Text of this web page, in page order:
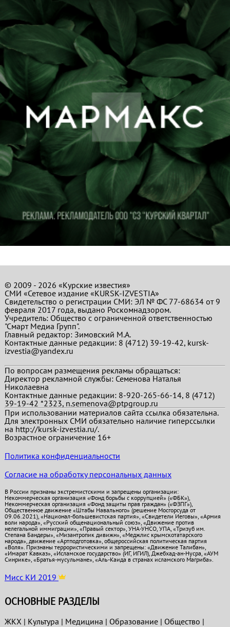
© 2009 - 2026 «Курские известия»
СМИ «Сетевое издание «KURSK-IZVESTIA»
Свидетельство о регистрации СМИ: ЭЛ № ФС 77-68634 от 9
февраля 2017 года, выдано Роскомнадзором.
Учредитель: Общество с ограниченной ответственностью
"Смарт Медиа Групп".
Главный редактор:Зимовский М.А.
Контактные данные редакции: 8 (4712) 39-19-42, kursk-
izvestia@yandex.ru
По вопросам размещения рекламы обращаться:
Директор рекламной службы: Семенова Наталья
Николаевна
Контактные данные редакции: 8-920-265-66-14, 8 (4712)
39-19-42 *2323, n.semenova@ptpgroup.ru
При использовании материалов сайта ссылка обязательна.
Для электронных СМИ обязательно наличие гиперссылки
на http://kursk-izvestia.ru/.
Возрастное ограничение 16+
Политика конфиденциальности
Согласие на обработку персональных данных
В России признаны экстремистскими и запрещены организации:
Некоммерческая организация «Фонд борьбы с коррупцией» («ФБК»),
Некоммерческая организация «Фонд защиты прав граждан» («ФЗПГ»),
Общественное движение «Штабы Навального» (решение Мосгорсуда от
09.06.2021), «Национал-большевистская партия», «Свидетели Иеговы», «Армия
воли народа», «Русский общенациональный союз», «Движение против
нелегальной иммиграции», «Правый сектор», УНА-УНСО, УПА, «Тризуб им.
Степана Бандеры», «Мизантропик дивижн», «Меджлис крымскотатарского
народа», движение «Артподготовка», общероссийская политическая партия
«Воля». Признаны террористическими и запрещены: «Движение Талибан»,
«Имарат Кавказ», «Исламское государство» (ИГ, ИГИЛ), Джебхад-ан-Нусра, «АУМ
Синрике», «Братья-мусульмане», «Аль-Каида в странах исламского Магриба».
Мисс КИ 2019
ОСНОВНЫЕ РАЗДЕЛЫ
ЖКХ | Культура | Медицина | Образование| Общество |